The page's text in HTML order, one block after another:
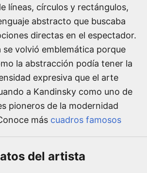
líneas, círculos y rectángulos,
abstracto que buscaba
directas en el espectador.
se volvió emblemática porque
la abstracción podía tener la
expresiva que el arte
a Kandinsky como uno de
pioneros de la modernidad
más cuadros famosos
del artista